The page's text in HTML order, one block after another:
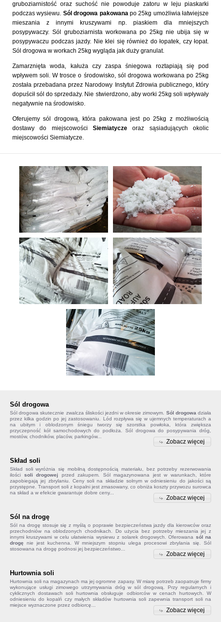
gruboziarnistość oraz suchość nie powoduje zatoru w leju piaskarki
podczas wysiewu. Sól drogowa pakowanapo 25kg umożliwia łatwiejsze
mieszania z innymi kruszywami np. piaskiem dla mniejszych
posypywaczy. Sól gruboziarnista workowana po 25kg nie ubija się w
posypywaczu podczas jazdy. Nie klei się również do łopatek, czy łopat.
Sól drogowa w workach 25kg wygląda jak duży granulat.
Zamarznięta woda, kałuża czy zaspa śniegowa roztapiają się pod
wpływem soli. W trosce o środowisko, sól drogowa workowana po 25kg
została przebadana przez Narodowy Instytut Zdrowia publicznego, który
dopuścił sól do sprzedaży. Nie stwierdzono, aby worki 25kg soli wpływały
negatywnie na środowisko.
Oferujemy sól drogową, która pakowana jest po 25kg z możliwością
dostawy do miejscowości Siemiatycze oraz sąsiadujących okolic
miejscowości Siemiatycze.
Sól drogowa
Sól drogowa skutecznie zwalcza śliskości jezdni w okresie zimowym. Sól drogowa działa
przez kilka godzin po jej zastosowaniu. Lód rozpływa się w ujemnych temperaturach a
na ubitym i oblodzonym śniegu tworzy się szorstka powłoka, która zwiększa
przyczepność kół samochodowych do podłoża. Sól drogowa do posypywania dróg,
mostów, chodników, placów, parkingów...
Zobacz więcej
Skład soli
Skład soliwyróżnia się mobilną dostępnością materiału, bez potrzeby rezerwowania
ilości soli drogowej przed zakupem. Sól magazynowana jest w warunkach, które
zapobiegają jej zbrylaniu. Ceny soli na składzie solnym w odniesieniu do jakości są
przystępne. Transport soli z kopalni jest zmasowany, co obniża koszty przywozu surowca
na skład a w efekcie gwarantuje dobre ceny...
Zobacz więcej
Sól na drogę
Sól na drogę stosuje się z myślą o poprawie bezpieczeństwa jazdy dla kierowców oraz
przechodniów na oblodzonych chodnikach. Do użycia bez potrzeby mieszania jej z
innymi kruszywami w celu ułatwienia wysiewu z solarek drogowych. Oferowana sól na
drogę nie jest kuchenna. W mniejszym stopniu ulega procesowi zbrylania się. Sól
stosowana na drogę podnosi jej bezpieczeństwo...
Zobacz więcej
Hurtownia soli
Hurtownia soli na magazynach ma jej ogromne zapasy. W miarę potrzeb zaopatruje firmy
wykonujące usługi zimowego utrzymywania dróg w sól drogową. Przy regularnych i
cyklicznych dostawach soli hurtownia obsługuje odbiorców w cenach hurtowych. W
odniesieniu do kopalń czy małych składów hurtownia solizapewnia transport soli na
miejsce wyznaczone przez odbiorcę...
Zobacz więcej